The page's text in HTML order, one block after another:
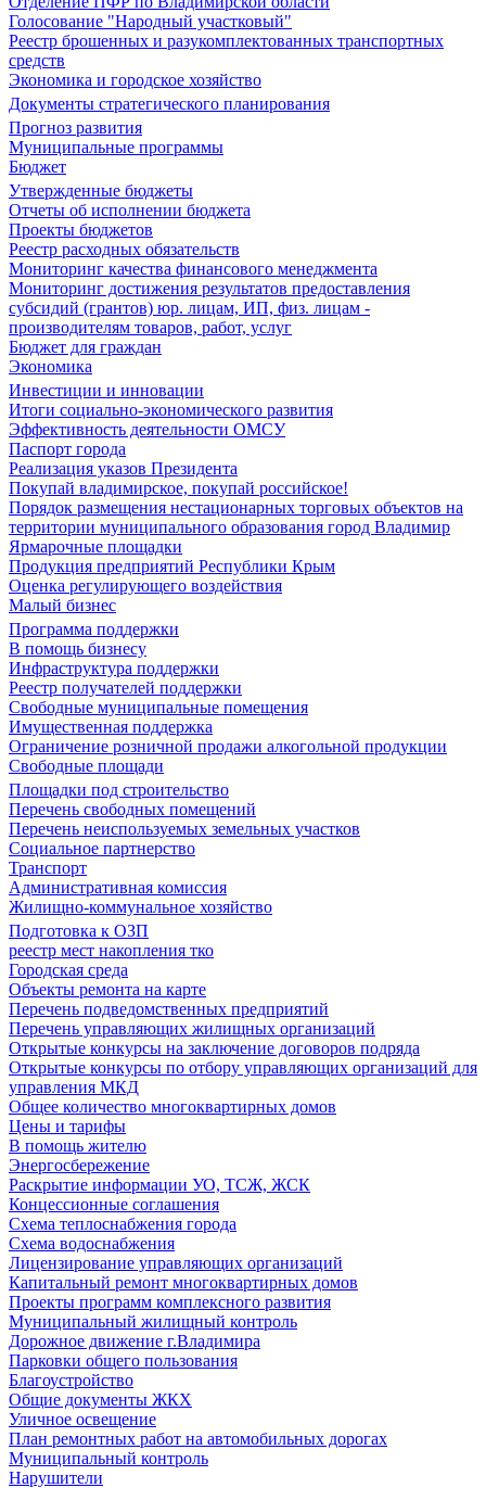
Голосование "Народный участковый"
Реестр брошенных и разукомплектованных транспортных
средств
Экономика и городское хозяйство
Документы стратегического планирования
Прогноз развития
Муниципальные программы
Бюджет
Утвержденные бюджеты
Отчеты об исполнении бюджета
Проекты бюджетов
Реестр расходных обязательств
Мониторинг качества финансового менеджмента
Мониторинг достижения результатов предоставления
субсидий (грантов) юр. лицам, ИП, физ. лицам -
производителям товаров, работ, услуг
Бюджет для граждан
Экономика
Инвестиции и инновации
Итоги социально-экономического развития
Эффективность деятельности ОМСУ
Паспорт города
Реализация указов Президента
Покупай владимирское, покупай российское!
Порядок размещения нестационарных торговых объектов на
территории муниципального образования город Владимир
Ярмарочные площадки
Продукция предприятий Республики Крым
Оценка регулирующего воздействия
Малый бизнес
Программа поддержки
В помощь бизнесу
Инфраструктура поддержки
Реестр получателей поддержки
Свободные муниципальные помещения
Имущественная поддержка
Ограничение розничной продажи алкогольной продукции
Свободные площади
Площадки под строительство
Перечень свободных помещений
Перечень неиспользуемых земельных участков
Социальное партнерство
Транспорт
Административная комиссия
Жилищно-коммунальное хозяйство
Подготовка к ОЗП
реестр мест накопления тко
Городская среда
Объекты ремонта на карте
Перечень подведомственных предприятий
Перечень управляющих жилищных организаций
Открытые конкурсы на заключение договоров подряда
Открытые конкурсы по отбору управляющих организаций для
управления МКД
Общее количество многоквартирных домов
Цены и тарифы
В помощь жителю
Энергосбережение
Раскрытие информации УО, ТСЖ, ЖСК
Концессионные соглашения
Схема теплоснабжения города
Схема водоснабжения
Лицензирование управляющих организаций
Капитальный ремонт многоквартирных домов
Проекты программ комплексного развития
Муниципальный жилищный контроль
Дорожное движение г.Владимира
Парковки общего пользования
Благоустройство
Общие документы ЖКХ
Уличное освещение
План ремонтных работ на автомобильных дорогах
Муниципальный контроль
Нарушители